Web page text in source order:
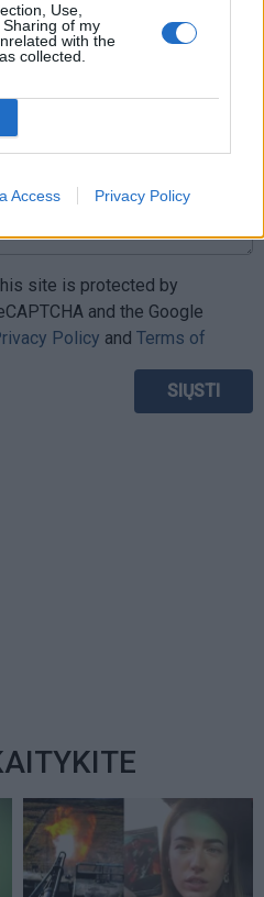
Use,
of my
with the
collected.
Access Privacy Policy
site is protected by
and the Google
Policy and Terms of